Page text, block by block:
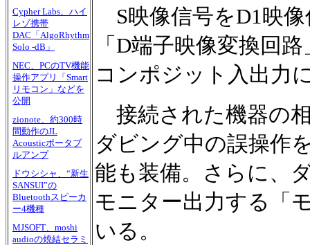
Cypher Labs、ハイ
レゾ携帯
DAC「AlgoRhythm
Solo -dB」
NEC、PCのTV機能
操作アプリ「Smart
リモコン」などを
公開
zionote、約300時
間動作のJL
Acousticポータブ
ルアンプ
ドウシシャ、“新生
SANSUI”の
Bluetoothスピーカ
ー4機種
MJSOFT、moshi
audioの焼結セラミ
S映像信号をD1映
「D端子映像変換回
コンポジット入出力
接続された機器の
ダビング中の誤操作
能も装備。さらに、
モニター出力する「
いる。